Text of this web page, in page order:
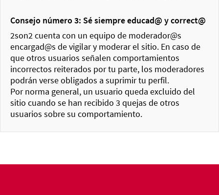
Consejo número 3: Sé siempre educad@ y correct@
2son2 cuenta con un equipo de moderador@s
encargad@s de vigilar y moderar el sitio. En caso de
que otros usuarios señalen comportamientos
incorrectos reiterados por tu parte, los moderadores
podrán verse obligados a suprimir tu perfil.
Por norma general, un usuario queda excluido del
sitio cuando se han recibido 3 quejas de otros
usuarios sobre su comportamiento.